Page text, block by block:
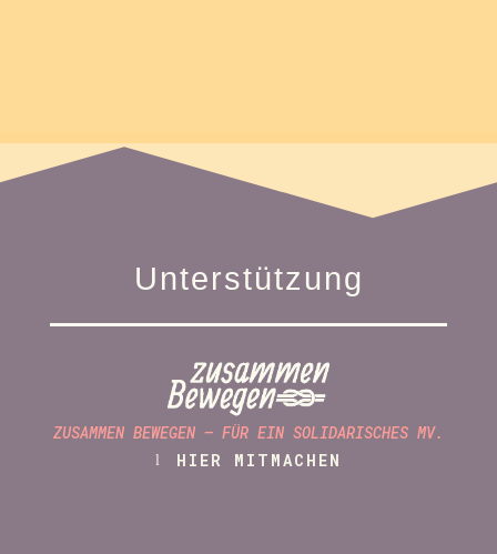
Unterstützung
ZUSAMMEN BEWEGEN – FÜR EIN SOLIDARISCHES MV.
HIER MITMACHEN